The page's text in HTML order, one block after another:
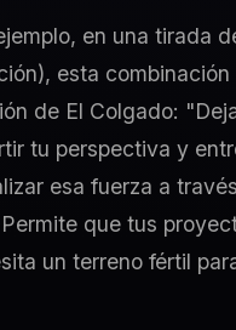
en una tirada
esta
de El Colgado:
tu perspectiva y
esa fuerza a
que tus
un terreno fértil